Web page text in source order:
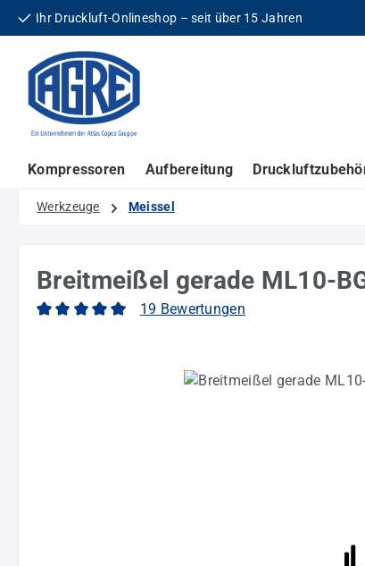
Hauptinhalt springen
Zur Suche springen
Zur Hauptnavigation springen
Ihr Druckluft-Onlineshop – seit über 15 Jahren
Kompressoren Aufbereitung
Werkzeuge Meissel
Breitmeißel gerade ML10-
19 Bewertungen
Bildergalerie überspringen